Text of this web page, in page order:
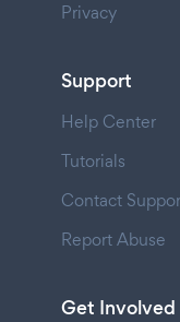
Privacy
Support
Help Center
Tutorials
Contact
Report Abuse
Get Involved